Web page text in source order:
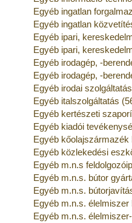
Egyéb ingatlan
Egyéb ingatlan
Egyéb ipari,
Egyéb ipari,
Egyéb irodagép, -
Egyéb irodagép, -
Egyéb irodai
Egyéb italszolgáltatás
Egyéb kertészeti
Egyéb kiadói
Egyéb
Egyéb közlekedési
Egyéb m.n.s
Egyéb m.n.s. bútor
Egyéb m.n.s.
Egyéb m.n.s.
Egyéb m.n.s.